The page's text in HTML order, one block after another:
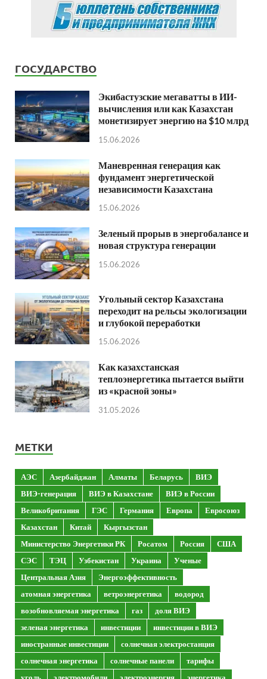
ГОСУДАРСТВО
Экибастузские мегаватты в ИИ-
вычисления или как Казахстан
монетизирует энергию на $10 млрд
15.06.2026
Маневренная генерация как
фундамент энергетической
независимости Казахстана
15.06.2026
Зеленый прорыв в энергобалансе и
новая структура генерации
15.06.2026
Угольный сектор Казахстана
переходит на рельсы экологизации
и глубокой переработки
15.06.2026
Как казахстанская
теплоэнергетика пытается выйти
из «красной зоны»
31.05.2026
МЕТКИ
АЭС Азербайджан Алматы Беларусь
ВИЭ
ВИЭ-генерация
ВИЭ в Казахстане
ВИЭ в России
Великобритания
ГЭС Германия Европа
Евросоюз
Казахстан
Китай
Кыргызстан
Министерство Энергетики РК
Росатом Россия
США
СЭС
ТЭЦ Узбекистан Украина
Ученые
Центральная Азия
Энергоэффективность
атомная энергетика
ветроэнергетика
водород
возобновляемая энергетика
газ
доля ВИЭ
зеленая энергетика
инвестиции
инвестиции в ВИЭ
иностранные инвестиции
солнечная электростанция
солнечная энергетика
солнечные панели
тарифы